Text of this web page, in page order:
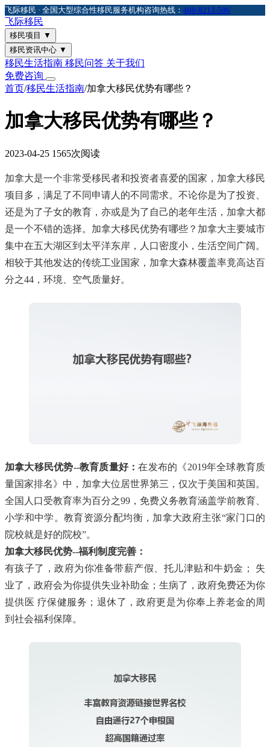
飞际移民 · 全国大型综合性移民服务机构咨询热线： 400-8213-596
飞际移民
移民项目 ▼
移民资讯中心 ▼
移民生活指南 移民问答 关于我们
免费咨询
首页/移民生活指南/加拿大移民优势有哪些？
加拿大移民优势有哪些？
2023-04-25 1565次阅读
加拿大是一个非常受移民者和投资者喜爱的国家，加拿大移民
项目多，满足了不同申请人的不同需求。不论你是为了投资、
还是为了子女的教育，亦或是为了自己的老年生活，加拿大都
是一个不错的选择。加拿大移民优势有哪些？加拿大主要城市
集中在五大湖区到太平洋东岸，人口密度小，生活空间广阔。
相较于其他发达的传统工业国家，加拿大森林覆盖率竟高达百
分之44，环境、空气质量好。
加拿大移民优势--教育质量好：在发布的《2019年全球教育质
量国家排名》中，加拿大位居世界第三，仅次于美国和英国。
全国人口受教育率为百分之99，免费义务教育涵盖学前教育、
小学和中学。教育资源分配均衡，加拿大政府主张“家门口的
院校就是好的院校”。
加拿大移民优势--福利制度完善：
有孩子了，政府为你准备带薪产假、托儿津贴和牛奶金； 失
业了，政府会为你提供失业补助金；生病了，政府免费还为你
提供医 疗保健服务；退休了，政府更是为你奉上养老金的周
到社会福利保障。